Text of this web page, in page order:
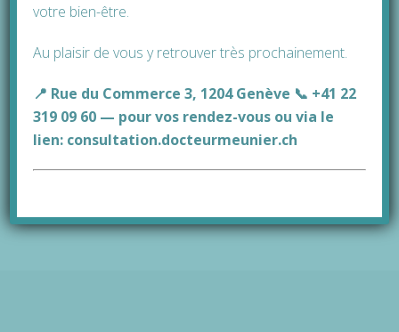
Si votre greffe des cheveux à l’étranger remet
être devriez-vous reconsidérer le lieu de votre
mains de praticiens peu expérimentés et
privilégiez toujours une clinique à la
réputation solide, oeuvrant en toute
transparence et avec le plus grand
votre bien-être.
Au plaisir de vous y retrouver très prochainement.
📍 Rue du Commerce 3, 1204 Genève 📞 +41 22
319 09 60 — pour vos rendez-vous ou via le
lien: consultation.docteurmeunier.ch